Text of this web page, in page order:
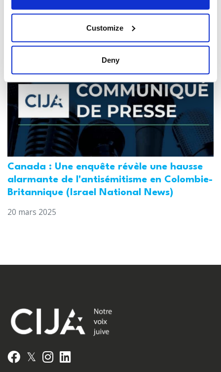
Customize
Deny
(The Canadian Jewish News)
Canada : Une enquête révèle une hausse
alarmante de l'antisémitisme en Colombie-
Britannique (Israel National News)
20 mars 2025
Facebook
𝕏 Instagram